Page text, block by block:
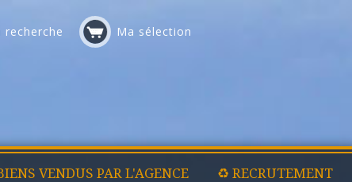
recherche Ma sélection
VENDUS PAR L'AGENCE ♻️ RECRUTEMENT